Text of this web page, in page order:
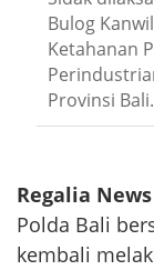
Bulog
Ketahanan
Provinsi
Regalia
Polda Bali
kembali